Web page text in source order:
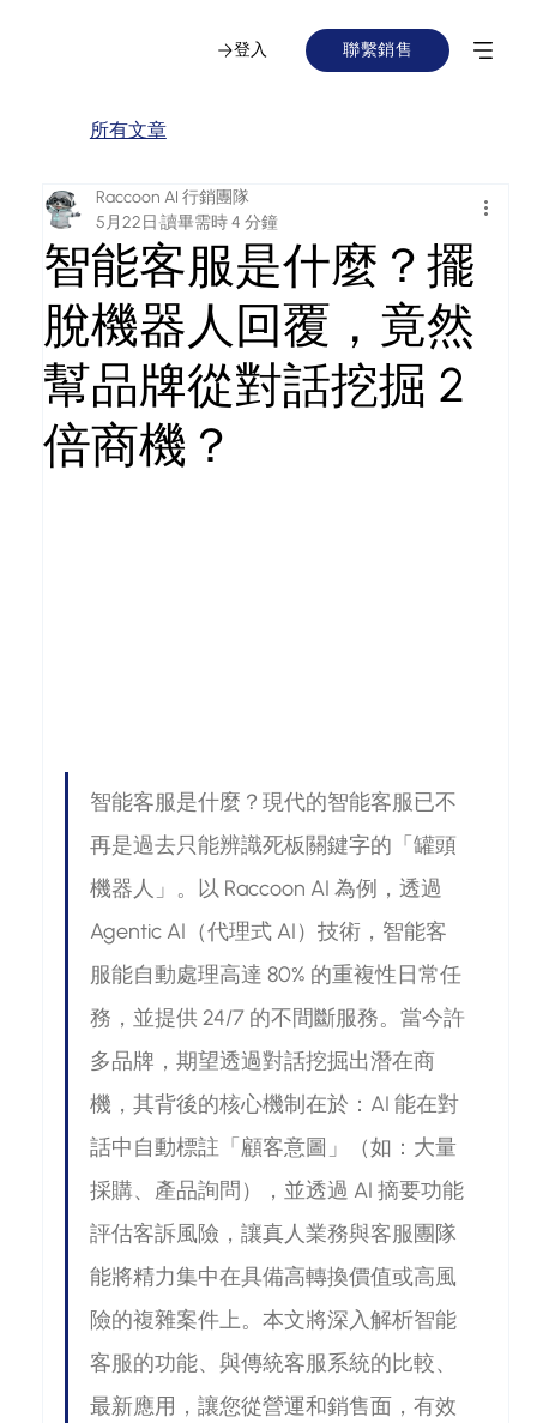
登入 聯繫銷售
智能客服是什麼？擺
脫機器人回覆，竟然
幫品牌從對話挖掘 2
倍商機？
Raccoon AI 行銷團隊
5月22日讀畢需時 4 分鐘
智能客服是什麼？現代的智能客服已不
再是過去只能辨識死板關鍵字的「罐頭
機器人」。以 Raccoon AI 為例，透過
Agentic AI（代理式 AI）技術，智能客
服能自動處理高達 80% 的重複性日常任
務，並提供 24/7 的不間斷服務。當今許
多品牌，期望透過對話挖掘出潛在商
機，其背後的核心機制在於：AI 能在對
話中自動標註「顧客意圖」（如：大量
採購、產品詢問），並透過 AI 摘要功能
評估客訴風險，讓真人業務與客服團隊
能將精力集中在具備高轉換價值或高風
險的複雜案件上。本文將深入解析智能
客服的功能、與傳統客服系統的比較、
最新應用，讓您從營運和銷售面，有效
所有文章